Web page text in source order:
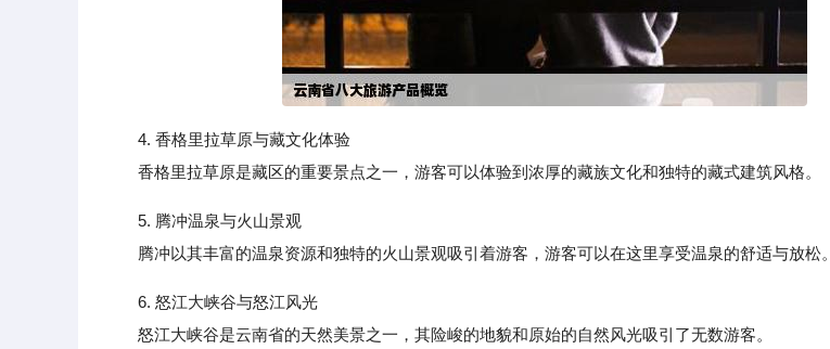
4. 香格里拉草原与藏文化体验
香格里拉草原是藏区的重要景点之一，游客可以体验到浓厚的藏族文化和独特的藏式建筑风格。
5. 腾冲温泉与火山景观
腾冲以其丰富的温泉资源和独特的火山景观吸引着游客，游客可以在这里享受温泉的舒适与放松。
6. 怒江大峡谷与怒江风光
怒江大峡谷是云南省的天然美景之一，其险峻的地貌和原始的自然风光吸引了无数游客。